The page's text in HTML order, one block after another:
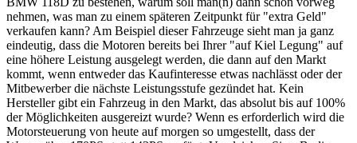
nehmen, was man zu einem späteren Zeitpunkt für "extra Geld"
verkaufen kann? Am Beispiel dieser Fahrzeuge sieht man ja ganz
eindeutig, dass die Motoren bereits bei Ihrer "auf Kiel Legung" auf
eine höhere Leistung ausgelegt werden, die dann auf den Markt
kommt, wenn entweder das Kaufinteresse etwas nachlässt oder der
Mitbewerber die nächste Leistungsstufe gezündet hat. Kein
Hersteller gibt ein Fahrzeug in den Markt, das absolut bis auf 100%
der Möglichkeiten ausgereizt wurde? Wenn es erforderlich wird die
Motorsteuerung von heute auf morgen so umgestellt, dass der